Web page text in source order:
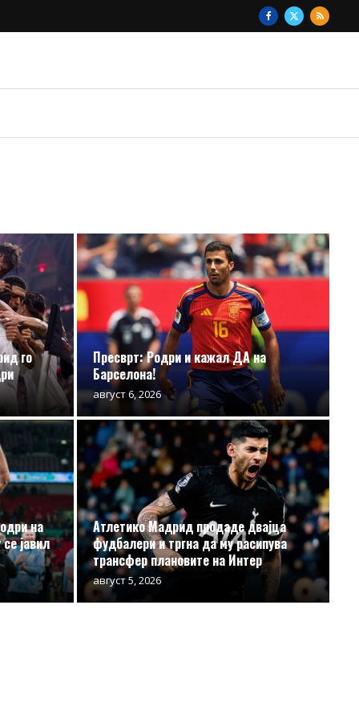
го
Пресврт: Родри и кажал ДА на
Барселона!
август 6, 2026
на
јавил
Атлетико Мадрид продаде двајца
фудбалери и тргна да му расипува
трансфер плановите на Интер
август 5, 2026